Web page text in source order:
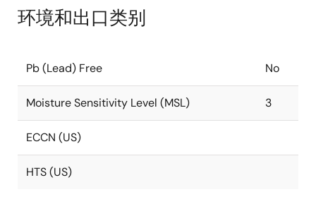
环境和出口类别
Pb (Lead) Free No
Moisture Sensitivity Level (MSL) 3
ECCN (US)
HTS (US)